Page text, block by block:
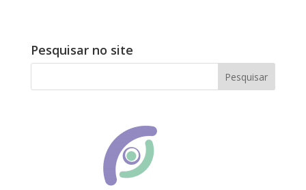
Pesquisar no site